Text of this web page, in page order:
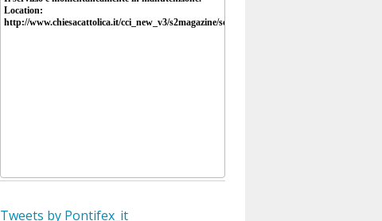
Tweets by Pontifex_it